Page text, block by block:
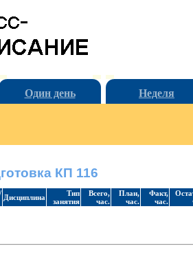
Один день Неделя
КП 116
Дисциплина
Тип
занятия
Всего,
час.
План,
час.
Факт,
час.